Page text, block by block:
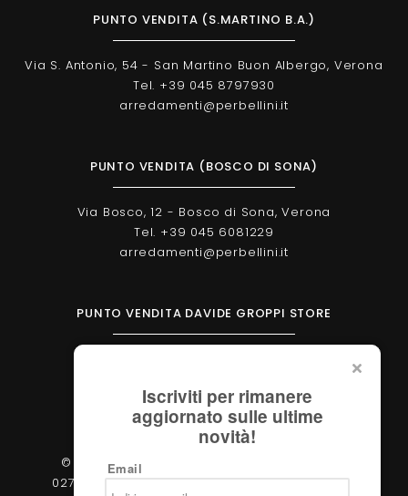
PUNTO VENDITA (S.MARTINO B.A.)
Via S. Antonio, 54 - San Martino Buon Albergo, Verona
Tel. +39 045 8797930
arredamenti@perbellini.it
PUNTO VENDITA (BOSCO DI SONA)
Via Bosco, 12 - Bosco di Sona, Verona
Tel. +39 045 6081229
arredamenti@perbellini.it
PUNTO VENDITA DAVIDE GROPPI STORE
verona@davidegroppi.store
© 2026 - Perbellini Arredamenti S.r.l. - P.IVA
02783400233 - Via Verdi, 31/A - 37060, Castel
Iscriviti per rimanere
aggiornato sulle ultime
novità!
Email